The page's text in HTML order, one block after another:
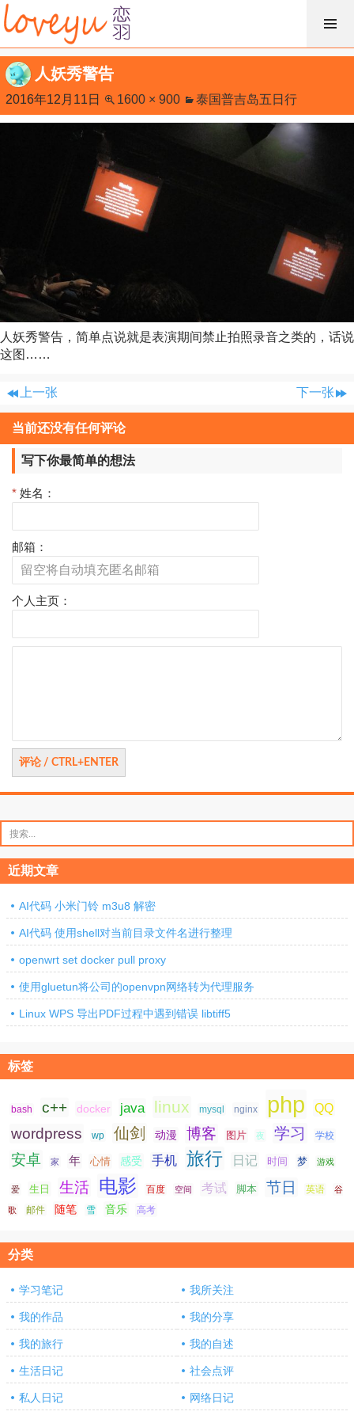
跳
过
内
容
人妖秀警告
2016年12月11日 1600 × 900 泰国普吉岛五日行
人妖秀警告，简单点说就是表演期间禁止拍照录音之类的，话说
这图……
上一张 下一张
当前还没有任何评论
写下你最简单的想法
* 姓名：
邮箱：
个人主页：
索：
近期文章
AI代码 小米门铃 m3u8 解密
AI代码 使用shell对当前目录文件名进行整理
openwrt set docker pull proxy
使用gluetun将公司的openvpn网络转为代理服务
Linux WPS 导出PDF过程中遇到错误 libtiff5
标签
bash c++ docker java linux mysql nginx php QQ
wordpress wp 仙剑 动漫 博客 图片 夜 学习 学校
安卓 家 年 心情 感受 手机 旅行 日记 时间 梦 游戏
爱 生日 生活 电影 百度 空间 考试 脚本 节日 英语 谷
歌 邮件 随笔 雪 音乐 高考
分类
学习笔记 我所关注
我的作品 我的分享
我的旅行 我的自述
生活日记 社会点评
私人日记 网络日记